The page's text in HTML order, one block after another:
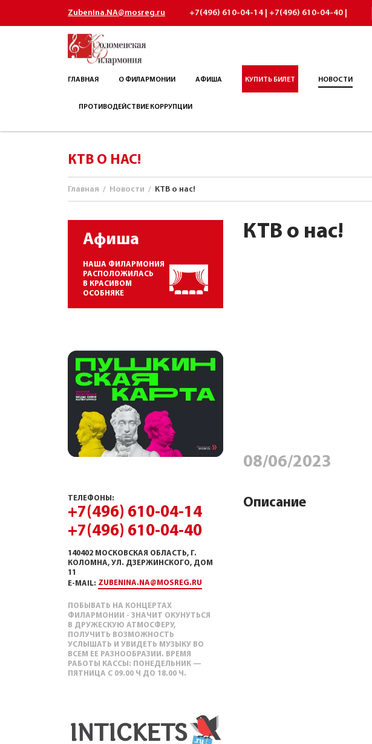
Zubenina.NA@mosreg.ru +7(496) 610-04-14 | +7(496) 610-04-40 |
ГЛАВНАЯ О ФИЛАРМОНИИ АФИША КУПИТЬ БИЛЕТ НОВОСТИ
ПРОТИВОДЕЙСТВИЕ КОРРУПЦИИ
КТВ О НАС!
Главная / Новости / КТВ о нас!
КТВ о нас!
08/06/2023
Описание
Афиша
НАША ФИЛАРМОНИЯ
РАСПОЛОЖИЛАСЬ
В КРАСИВОМ
ОСОБНЯКЕ
ТЕЛЕФОНЫ:
+7(496) 610-04-14
+7(496) 610-04-40
140402 МОСКОВСКАЯ ОБЛАСТЬ, Г.
КОЛОМНА, УЛ. ДЗЕРЖИНСКОГО, ДОМ
11
E-MAIL: ZUBENINA.NA@MOSREG.RU
ПОБЫВАТЬ НА КОНЦЕРТАХ
ФИЛАРМОНИИ - ЗНАЧИТ ОКУНУТЬСЯ
В ДРУЖЕСКУЮ АТМОСФЕРУ,
ПОЛУЧИТЬ ВОЗМОЖНОСТЬ
УСЛЫШАТЬ И УВИДЕТЬ МУЗЫКУ ВО
ВСЕМ ЕЕ РАЗНООБРАЗИИ. ВРЕМЯ
РАБОТЫ КАССЫ: ПОНЕДЕЛЬНИК —
ПЯТНИЦА С 09.00 Ч ДО 18.00 Ч.